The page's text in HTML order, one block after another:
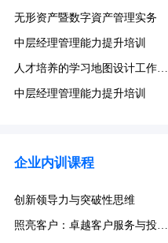
无形资产暨数字資产管理实务
中层经理管理能力提升培训
人才培养的学习地图设计工作…
中层经理管理能力提升培训
企业内训课程
创新领导力与突破性思维
照亮客户：卓越客户服务与投…